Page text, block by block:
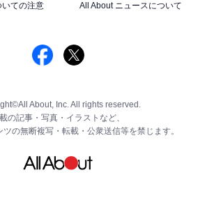
ての注意
All About ニュースについて
About, Inc. All rights reserved.
の記事・写真・イラストなど、
の無断複写・転載・公衆送信等を禁じます。